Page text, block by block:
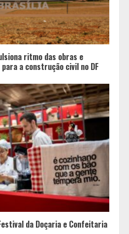
do Palácio tem
de família no Dia dos
ritmo das obras e
a construção civil no DF
da Doçaria e Confeitaria